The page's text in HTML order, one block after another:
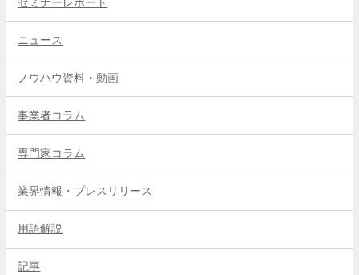
セミナーレポート
ニュース
ノウハウ資料・動画
事業者コラム
専門家コラム
業界情報・プレスリリース
用語解説
記事